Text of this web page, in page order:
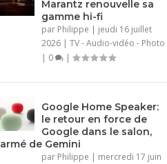
Marantz renouvelle sa
gamme hi-fi
par Philippe | jeudi 16 juillet
2026| TV - Audio-vidéo - Photo
| 0 |
Google Home Speaker:
le retour en force de
Google dans le salon,
armé de Gemini
par Philippe | mercredi 17 juin